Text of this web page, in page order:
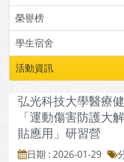
榮譽榜
學生宿舍
活動資訊
弘光科技大學醫療
「運動傷害防護大
貼應用」研習營
日期 : 2026-01-29